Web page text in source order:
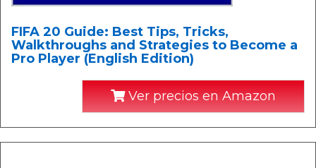
FIFA 20 Guide: Best Tips, Tricks,
Walkthroughs and Strategies to Become a
Pro Player (English Edition)
Ver precios en Amazon